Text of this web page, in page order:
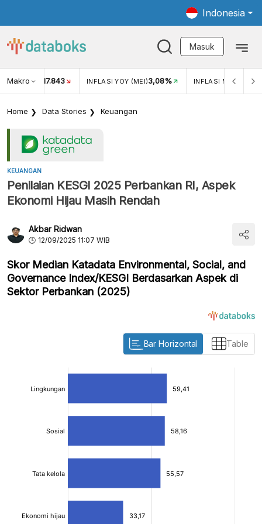
Indonesia
Masuk
Makro
USD/IDR 17.843 INFLASI YOY (MEI)3,08% INFLASI MOM (MEI)
Home Data Stories Keuangan
KEUANGAN
Penilaian KESGI 2025 Perbankan RI, Aspek
Ekonomi Hijau Masih Rendah
Akbar Ridwan
12/09/2025 11:07 WIB
Skor Median Katadata Environmental, Social, and
Governance Index/KESGI Berdasarkan Aspek di
Sektor Perbankan (2025)
Bar Horizontal Table
[bold]
[bold]